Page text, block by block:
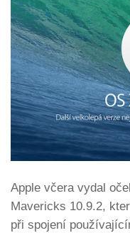
Apple včera vydal
Mavericks 10.9.2,
při spojení